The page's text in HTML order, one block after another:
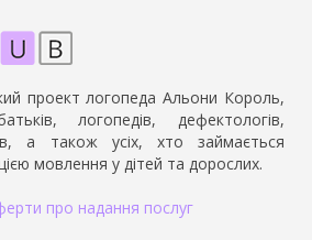
проект логопеда Альони Король,
логопедів, дефектологів,
а також усіх, хто займається
мовлення у дітей та дорослих.
про надання послуг